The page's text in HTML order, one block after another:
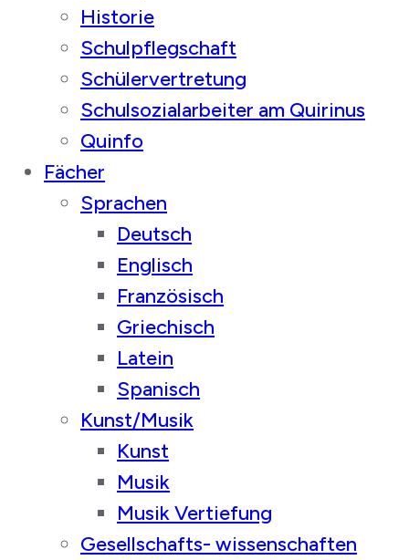
Historie
Schulpflegschaft
Schülervertretung
Schulsozialarbeiter am Quirinus
Quinfo
Fächer
Sprachen
Deutsch
Englisch
Französisch
Griechisch
Latein
Spanisch
Kunst/Musik
Kunst
Musik
Musik Vertiefung
Gesellschafts- wissenschaften